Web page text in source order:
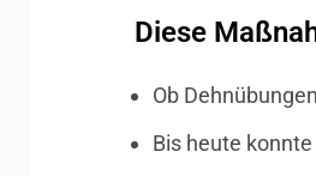
Diese
Ob
Bis heute